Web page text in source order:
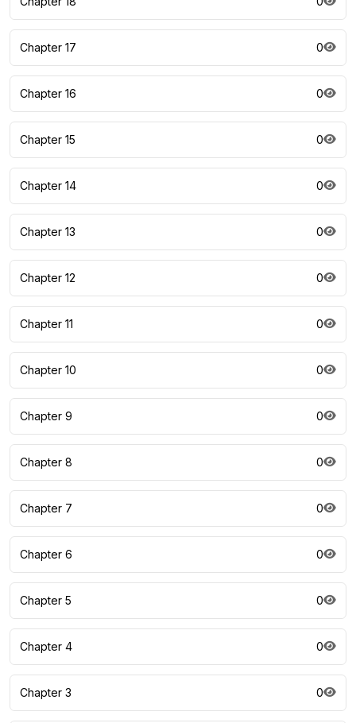
Chapter 17 0
Chapter 16 0
Chapter 15 0
Chapter 14 0
Chapter 13 0
Chapter 12 0
Chapter 11 0
Chapter 10 0
Chapter 9 0
Chapter 8 0
Chapter 7 0
Chapter 6 0
Chapter 5 0
Chapter 4 0
Chapter 3 0